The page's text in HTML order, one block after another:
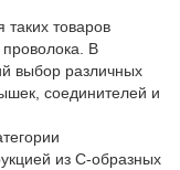
таких товаров
проволока. В
выбор различных
соединителей и
из С-образных